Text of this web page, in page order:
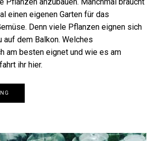
Pflanzen anzubauen. Manchmal braucht
einen eigenen Garten für das
Denn viele Pflanzen eignen sich
auf dem Balkon. Welches
am besten eignet und wie es am
ihr hier.